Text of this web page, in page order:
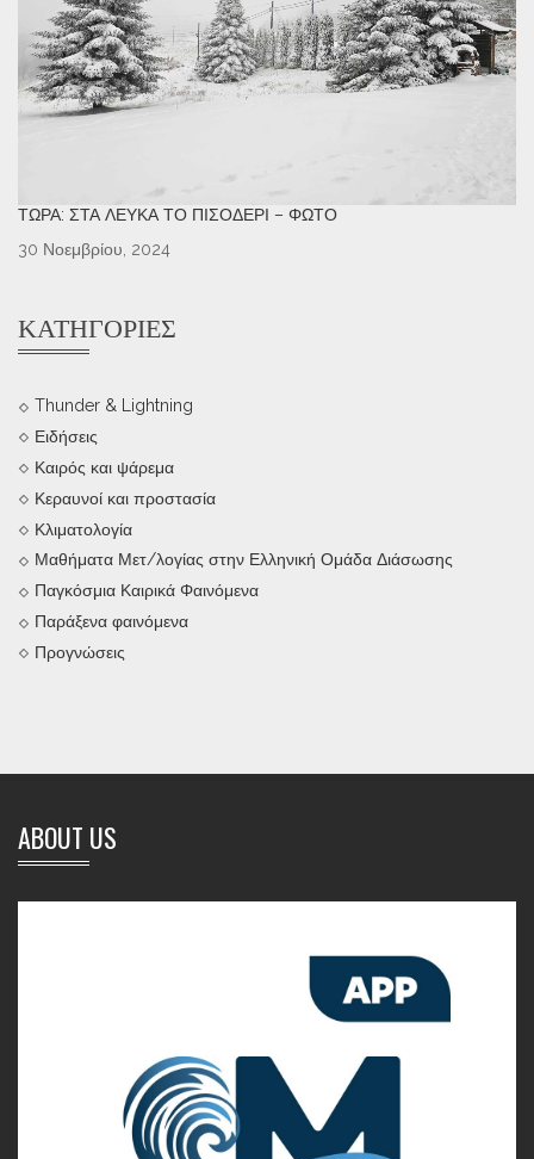
ΤΏΡΑ: ΣΤΑ ΛΕΥΚΆ ΤΟ ΠΙΣΟΔΈΡΙ – ΦΩΤΌ
30 Νοεμβρίου, 2024
ΚΑΤΗΓΟΡΊΕΣ
Thunder & Lightning
Ειδήσεις
Καιρός και ψάρεμα
Κεραυνοί και προστασία
Κλιματολογία
Μαθήματα Μετ/λογίας στην Ελληνική Ομάδα Διάσωσης
Παγκόσμια Καιρικά Φαινόμενα
Παράξενα φαινόμενα
Προγνώσεις
ABOUT US